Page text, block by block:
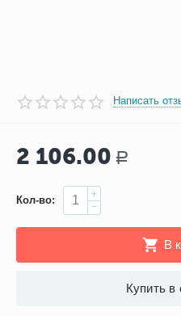
Написать
2 106.00 Р
Кол-во:
+
−
В
Купить в